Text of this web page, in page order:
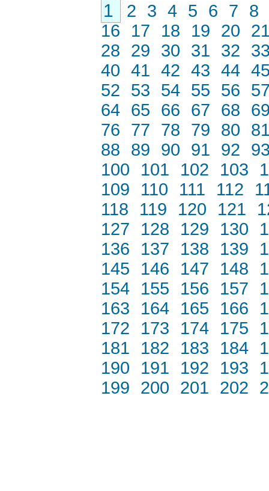
1 2 3 4 5 6 7
8
16
17 18 19 20
28
29 30 31 32
40 41 42 43 44
52
53 54 55 56
64 65 66 67 68
76
77 78 79 80
88
89 90 91 92
100
101 102 103
109
110 111 112
118
119 120 121
127
128 129 130
136
137 138 139
145
146 147 148
154
155 156 157
163
164 165 166
172
173 174 175
181
182 183 184
190
191 192 193
199
200 201 202